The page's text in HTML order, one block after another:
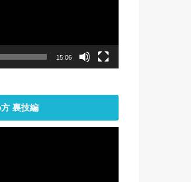
15:06
裏技編